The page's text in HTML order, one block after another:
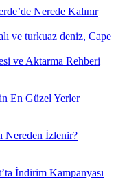
Nerede Kalınır
ve Aktarma Rehberi
En Güzel Yerler
Nereden İzlenir?
İndirim Kampanyası